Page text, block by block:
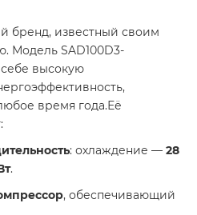
бренд, известный своим
Модель SAD100D3-
себе высокую
время года.Её
: охлаждение — 28
.
, обеспечивающий